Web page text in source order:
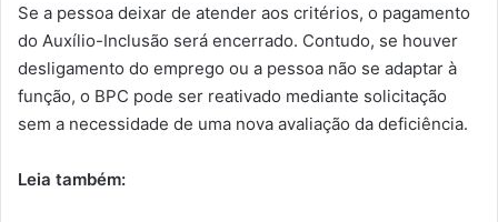
Se a pessoa deixar de atender aos critérios, o pagamento
do Auxílio-Inclusão será encerrado. Contudo, se houver
desligamento do emprego ou a pessoa não se adaptar à
função, o BPC pode ser reativado mediante solicitação
sem a necessidade de uma nova avaliação da deficiência.
Leia também: